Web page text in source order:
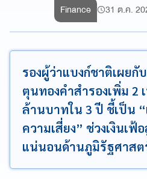
Finance 31 ต.ค.
รองผู้ว่าแบงก์ชาติเผยกั
ตุนทองคำสำรองเพิ่ม 2
ล้านบาทใน 3 ปี ชี้เป็น
ความเสี่ยง” ช่วงเงินเฟ้
แน่นอนด้านภูมิรัฐศาสต